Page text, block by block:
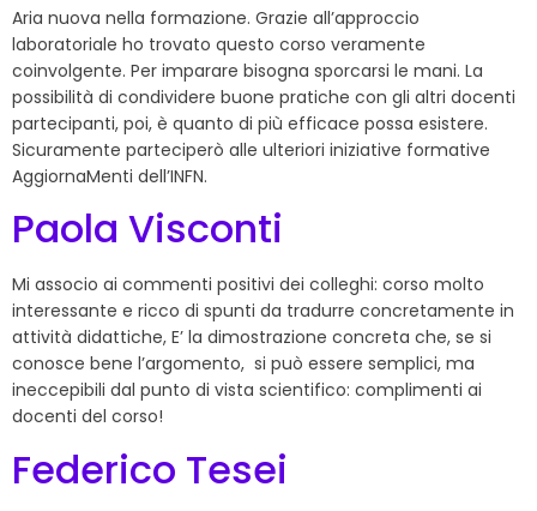
Aria nuova nella formazione. Grazie all’approccio
laboratoriale ho trovato questo corso veramente
coinvolgente. Per imparare bisogna sporcarsi le mani. La
possibilità di condividere buone pratiche con gli altri docenti
partecipanti, poi, è quanto di più efficace possa esistere.
Sicuramente parteciperò alle ulteriori iniziative formative
AggiornaMenti dell’INFN.
Paola Visconti
Mi associo ai commenti positivi dei colleghi: corso molto
interessante e ricco di spunti da tradurre concretamente in
attività didattiche, E’ la dimostrazione concreta che, se si
conosce bene l’argomento, si può essere semplici, ma
ineccepibili dal punto di vista scientifico: complimenti ai
docenti del corso!
Federico Tesei